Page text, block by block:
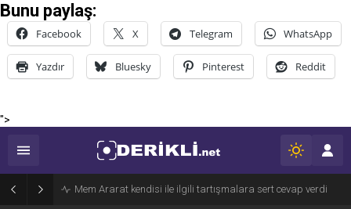
Bunu paylaş:
Facebook X Telegram WhatsApp
Yazdır Bluesky Pinterest Reddit
">